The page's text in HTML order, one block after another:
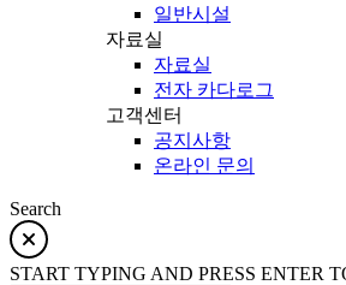
일반시설
자료실
자료실
전자 카다로그
고객센터
공지사항
온라인 문의
Search
START TYPING AND PRESS ENTER